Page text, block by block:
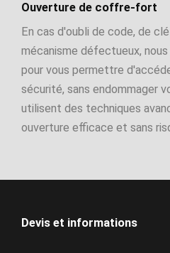
Ouverture de coffre-fort
En cas d'oubli de code, de
mécanisme défectueux,
pour vous permettre
sécurité, sans endommager
utilisent des techniques
ouverture efficace et sans
Devis et informations